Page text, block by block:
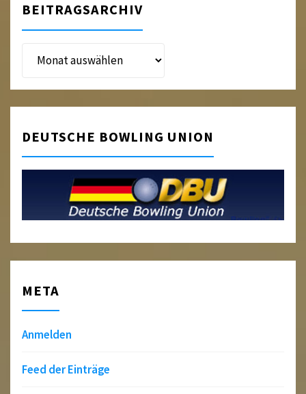
BEITRAGSARCHIV
Beitragsarchiv
DEUTSCHE BOWLING UNION
META
Anmelden
Feed der Einträge